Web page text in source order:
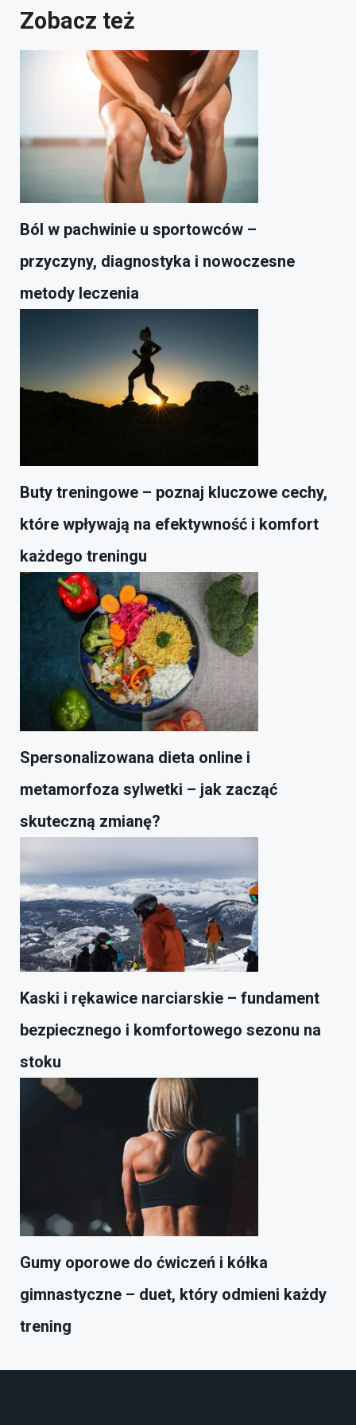
Zobacz też
Ból w pachwinie u sportowców –
przyczyny, diagnostyka i nowoczesne
metody leczenia
Buty treningowe – poznaj kluczowe cechy,
które wpływają na efektywność i komfort
każdego treningu
Spersonalizowana dieta online i
metamorfoza sylwetki – jak zacząć
skuteczną zmianę?
Kaski i rękawice narciarskie – fundament
bezpiecznego i komfortowego sezonu na
stoku
Gumy oporowe do ćwiczeń i kółka
gimnastyczne – duet, który odmieni każdy
trening